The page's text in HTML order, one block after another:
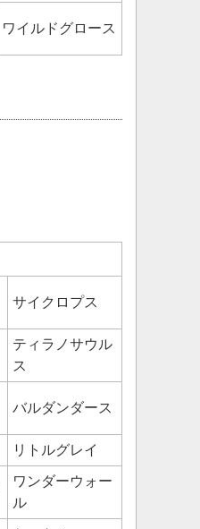
ワイルドグロース
サイクロプス
ティラノサウル
ス
バルダンダース
リトルグレイ
ワンダーウォー
ル